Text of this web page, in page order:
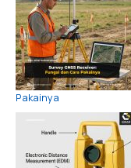
Pakainya